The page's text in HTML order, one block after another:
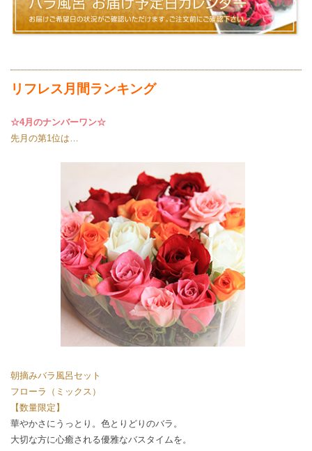
リフレス月間ランキング
☆4月のナンバーワン☆
先月の第1位は…
朝摘みバラ風呂セット
フローラ（ミックス）
【数量限定】
華やかさにうっとり。色とりどりのバラ。
大切な方に心癒される優雅なバスタイムを。